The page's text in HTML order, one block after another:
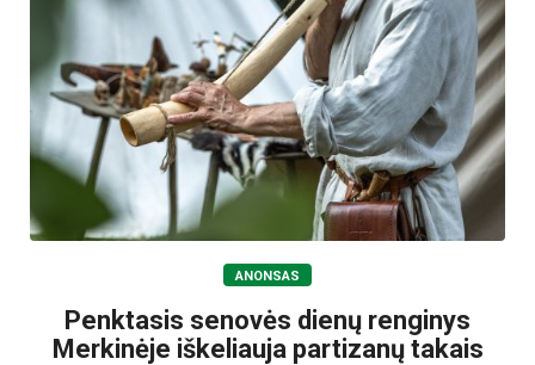
ANONSAS
Penktasis senovės dienų renginys
Merkinėje iškeliauja partizanų takais